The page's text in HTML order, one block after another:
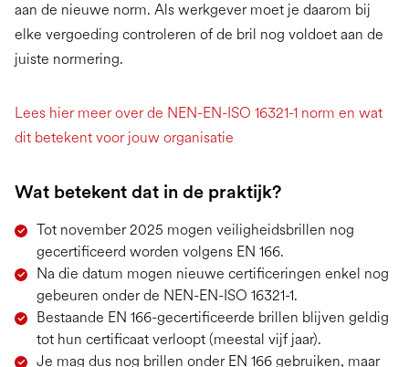
aan de nieuwe norm. Als werkgever moet je daarom bij
elke vergoeding controleren of de bril nog voldoet aan de
juiste normering.
Lees hier meer over de NEN-EN-ISO 16321-1 norm en wat
dit betekent voor jouw organisatie
Wat betekent dat in de praktijk?
Tot november 2025 mogen veiligheidsbrillen nog
gecertificeerd worden volgens EN 166.
Na die datum mogen nieuwe certificeringen enkel nog
gebeuren onder de NEN-EN-ISO 16321-1.
Bestaande EN 166-gecertificeerde brillen blijven geldig
tot hun certificaat verloopt (meestal vijf jaar).
Je mag dus nog brillen onder EN 166 gebruiken, maar